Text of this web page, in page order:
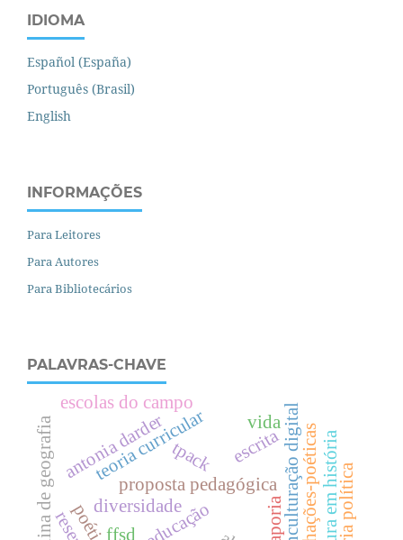
IDIOMA
Español (España)
Português (Brasil)
English
INFORMAÇÕES
Para Leitores
Para Autores
Para Bibliotecários
PALAVRAS-CHAVE
proposta pedagógica enculturação digital
escrita
diversidade
tpack
teoria curricular
escolas do campo
ffsd
vida
antonia darder
disciplina de geografia aporia teoria política